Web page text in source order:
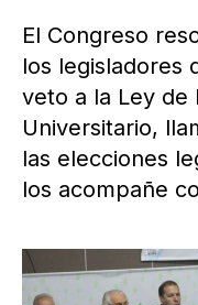
El Congreso
los legisladores
veto a la Ley de
Universitario,
las elecciones
los acompañe